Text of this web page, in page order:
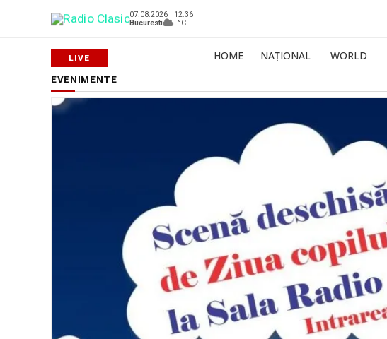
07.08.2026 | 12:36
Bucuresti
--°C
HOME NAȚIONAL WORLD
EVENIMENTE